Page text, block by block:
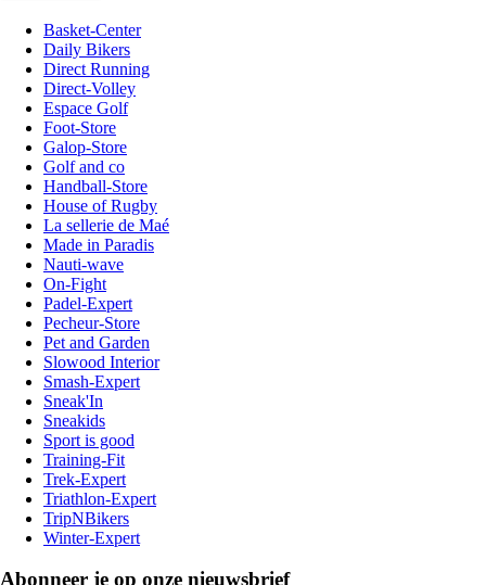
Basket-Center
Daily Bikers
Direct Running
Direct-Volley
Espace Golf
Foot-Store
Galop-Store
Golf and co
Handball-Store
House of Rugby
La sellerie de Maé
Made in Paradis
Nauti-wave
On-Fight
Padel-Expert
Pecheur-Store
Pet and Garden
Slowood Interior
Smash-Expert
Sneak'In
Sneakids
Sport is good
Training-Fit
Trek-Expert
Triathlon-Expert
TripNBikers
Winter-Expert
Abonneer je op onze nieuwsbrief